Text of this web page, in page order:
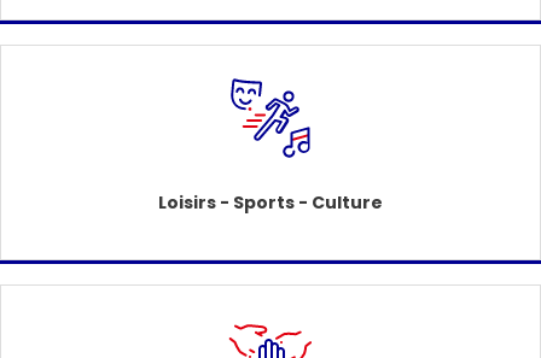
Loisirs - Sports - Culture